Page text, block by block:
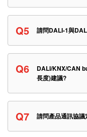
Q5 請問DALI-1與
Q6
DALI/KNX/CAN
長度)建議?
Q7 請問產品通訊協